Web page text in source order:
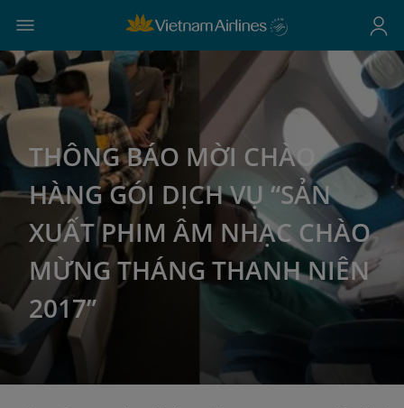
THÔNG BÁO MỜI CHÀO
HÀNG GÓI DỊCH VỤ “SẢN
XUẤT PHIM ÂM NHẠC CHÀO
MỪNG THÁNG THANH NIÊN
2017”